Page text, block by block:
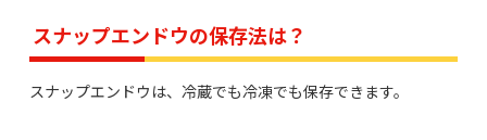
スナップエンドウの保存法は？
スナップエンドウは、冷蔵でも冷凍でも保存できます。